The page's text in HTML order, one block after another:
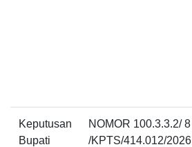
Keputusan
Bupati
NOMOR 100.3.3.2/ 8
/KPTS/414.012/2026